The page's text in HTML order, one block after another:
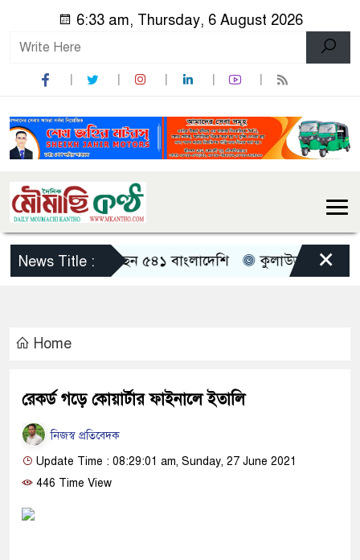
6:33 am, Thursday, 6 August 2026
News Title :
অর্জনে যাচ্ছেন ৫৪১ বাংলাদেশি কুলাউড়ায় চুরির×
Home
রেকর্ড গড়ে কোয়ার্টার ফাইনালে ইতালি
নিজস্ব প্রতিবেদক
Update Time : 08:29:01 am, Sunday, 27 June 2021
446 Time View